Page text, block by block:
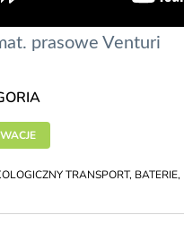
prasowe Venturi
TRANSPORT, BATERIE,